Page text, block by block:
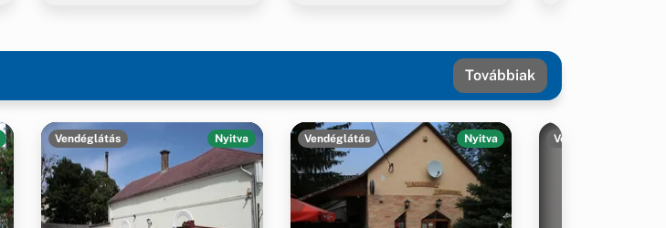
Továbbiak
Vendéglátás Nyitva Vendéglátás Nyitva Vendéglátás